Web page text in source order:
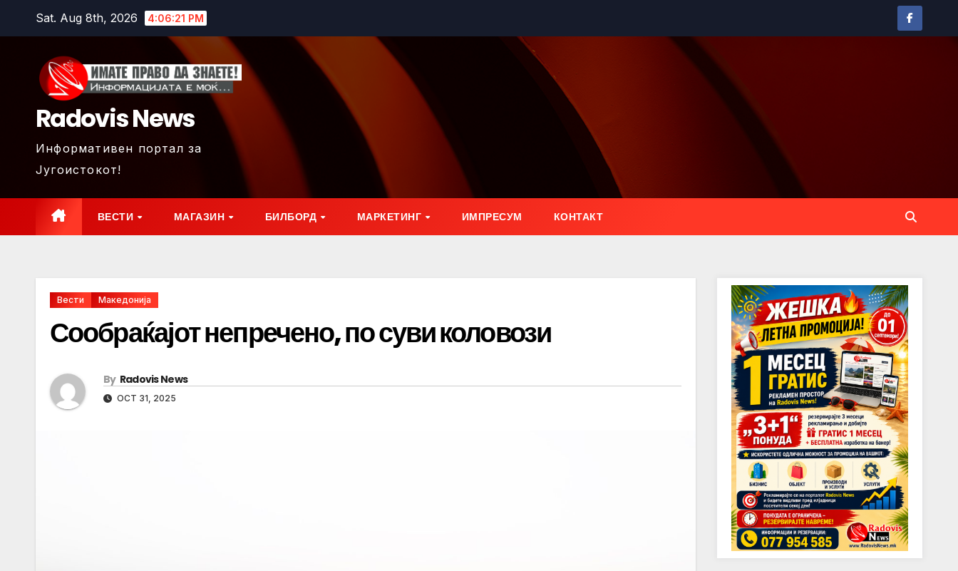
Sat. Aug 8th, 2026 4:06:23 PM
Radovis News
Информативен портал за
Југоистокот!
ВЕСТИ МАГАЗИН БИЛБОРД МАРКЕТИНГ ИМПРЕСУМ КОНТАКТ
Вести Македонија
Сообраќајот непречено, по суви коловози
By Radovis News
OCT 31, 2025